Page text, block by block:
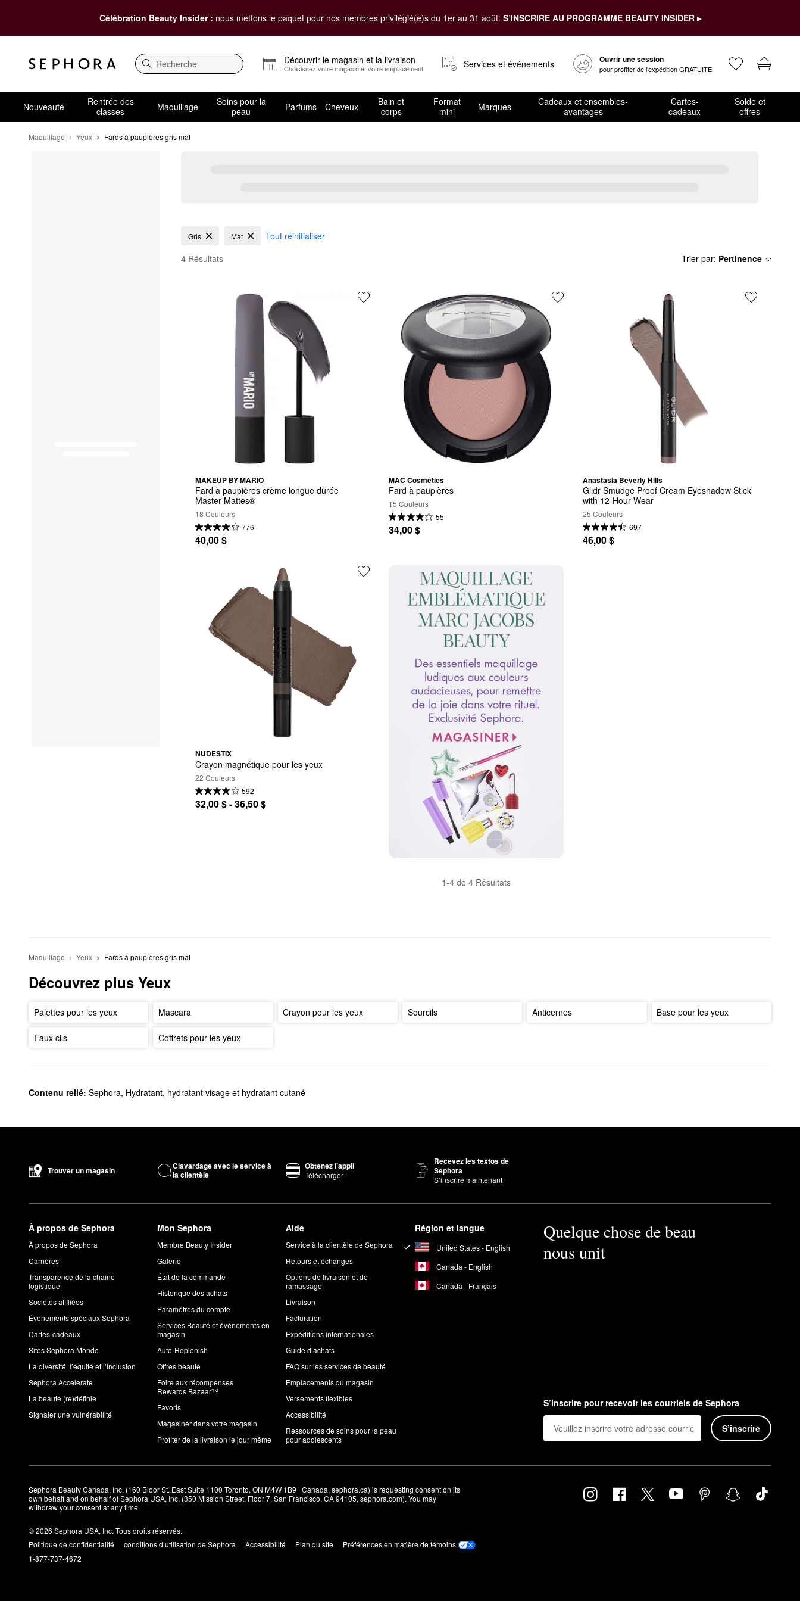
Célébration Beauty Insider : nous mettons le paquet pour nos membres privilégié(e)s du 1er au 31 août. S’INSCRIRE AU PROGRAMME BEAUTY INSIDER ▸
Recherche
Découvrir le magasin et la livraison
Choisissez votre magasin et votre emplacement Services et événements Ouvrir une session
pour profiter de l’expédition GRATUITE
Nouveauté
Rentrée des
classes
Maquillage
Soins pour la
peau
Parfums Cheveux
Bain et
corps
Format
mini
Marques
Cadeaux et ensembles-
avantages
Cartes-
cadeaux
Solde et
offres
Maquillage Yeux Fards à paupières gris mat
Fards à paupières gris mat
Gris Mat
Tout réinitialiser
4 Résultats
Trier par: Pertinence
MAKEUP BY MARIO
Fard à paupières crème longue durée
Master Mattes®
18 Couleurs
776
40,00 $
MAC Cosmetics
Fard à paupières
15 Couleurs
55
34,00 $
Anastasia Beverly Hills
Glidr Smudge Proof Cream Eyeshadow Stick
with 12-Hour Wear
25 Couleurs
697
46,00 $
NUDESTIX
Crayon magnétique pour les yeux
22 Couleurs
592
32,00 $ - 36,50 $
1-4 de 4 Résultats
Maquillage Yeux Fards à paupières gris mat
Découvrez plus Yeux
Palettes pour les yeux Mascara Crayon pour les yeux Sourcils Anticernes Base pour les yeux
Faux cils Coffrets pour les yeux
Contenu relié: Sephora, Hydratant, hydratant visage et hydratant cutané
Trouver un magasin
Clavardage avec le service à
la clientèle
Obtenez l’appli
Télécharger
Recevez les textos de
Sephora
S’inscrire maintenant
À propos de Sephora
À propos de Sephora
Carrières
Transparence de la chaîne
logistique
Sociétés affiliées
Événements spéciaux Sephora
Cartes-cadeaux
Sites Sephora Monde
La diversité, l’équité et l’inclusion
Sephora Accelerate
La beauté (re)définie
Signaler une vulnérabilité
Mon Sephora
Membre Beauty Insider
Galerie
État de la commande
Historique des achats
Paramètres du compte
Services Beauté et événements en
magasin
Auto-Replenish
Offres beauté
Foire aux récompenses
Rewards Bazaar™
Favoris
Magasiner dans votre magasin
Profiter de la livraison le jour même
Aide
Service à la clientèle de Sephora
Retours et échanges
Options de livraison et de
ramassage
Livraison
Facturation
Expéditions internationales
Guide d’achats
FAQ sur les services de beauté
Emplacements du magasin
Versements flexibles
Accessibilité
Ressources de soins pour la peau
pour adolescents
Région et langue
United States - English
Canada - English
Canada - Français
Quelque chose de beau
nous unit
S’inscrire pour recevoir les courriels de Sephora
S’inscrire
Sephora Beauty Canada, Inc. (160 Bloor St. East Suite 1100 Toronto, ON M4W 1B9 | Canada, sephora.ca) is requesting consent on its
own behalf and on behalf of Sephora USA, Inc. (350 Mission Street, Floor 7, San Francisco, CA 94105, sephora.com). You may
withdraw your consent at any time.
© 2026 Sephora USA, Inc. Tous droits réservés.
Politique de confidentialité
conditions d’utilisation de Sephora Accessibilité Plan du site
Préférences en matière de témoins
1-877-737-4672